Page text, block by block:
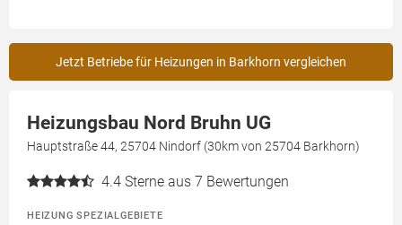
Jetzt Betriebe für Heizungen in Barkhorn vergleichen
Heizungsbau Nord Bruhn UG
Hauptstraße 44, 25704 Nindorf (30km von 25704 Barkhorn)
4.4 Sterne aus 7 Bewertungen
HEIZUNG SPEZIALGEBIETE